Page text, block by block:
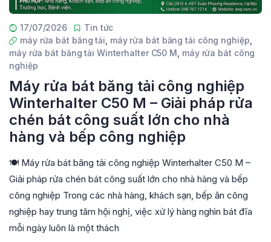
17/07/2026
Tin tức
máy rửa bát băng tải máy rửa bát băng tải công nghiệp
máy rửa bát băng tải Winterhalter C50 M máy rửa bát công
nghiệp
Máy rửa bát băng tải công nghiệp
Winterhalter C50 M – Giải pháp rửa
chén bát công suất lớn cho nhà
hàng và bếp công nghiệp
🍽️ Máy rửa bát băng tải công nghiệp Winterhalter C50 M –
Giải pháp rửa chén bát công suất lớn cho nhà hàng và bếp
công nghiệp Trong các nhà hàng, khách sạn, bếp ăn công
nghiệp hay trung tâm hội nghị, việc xử lý hàng nghìn bát đĩa
mỗi ngày luôn là một thách